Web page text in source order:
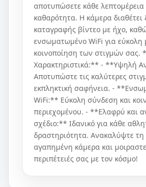
αποτυπώσετε κάθε λεπτομέρεια
καθαρότητα. Η κάμερα διαθέτει
καταγραφής βίντεο με ήχο,
ενσωματωμένο WiFi για εύκολη
κοινοποίηση των στιγμών σας.
Χαρακτηριστικά:** - **Υψηλή
Αποτυπώστε τις καλύτερες
εκπληκτική σαφήνεια. -
WiFi:** Εύκολη σύνδεση και
περιεχομένου. - **Ελαφρύ και
σχέδιο:** Ιδανικό για κάθε
δραστηριότητα. Ανακαλύψτε
αγαπημένη κάμερα και
περιπέτειές σας με τον κόσμο!